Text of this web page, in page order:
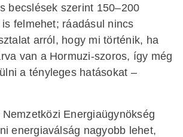
becslések szerint 150–200
felmehet; ráadásul nincs
arról, hogy mi történik, ha
van a Hormuzi-szoros, így még
a tényleges hatásokat –
Energiaügynökség
energiaválság nagyobb lehet,